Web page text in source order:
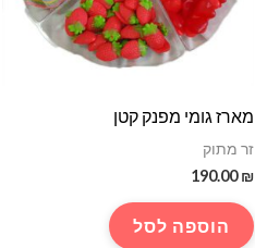
מארז גומי מפנק קטן
זר מתוק
190.00₪
הוספה לסל